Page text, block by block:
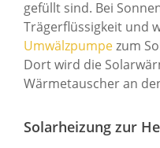
gefüllt sind. Bei
Trägerflüssigkeit und
Umwälzpumpezum
Dort wird die
Wärmetauscher an
Solarheizung zur